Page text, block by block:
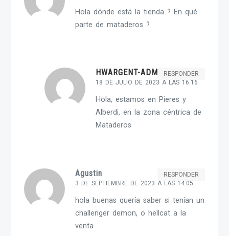
Hola dónde está la tienda ? En qué
parte de mataderos ?
HWARGENT-ADMIN
18 DE JULIO DE 2023 A LAS 16:16
RESPONDER
Hola, estamos en Pieres y
Alberdi, en la zona céntrica de
Mataderos
Agustin
3 DE SEPTIEMBRE DE 2023 A LAS 14:05
RESPONDER
hola buenas quería saber si tenían un
challenger demon, o hellcat a la
venta